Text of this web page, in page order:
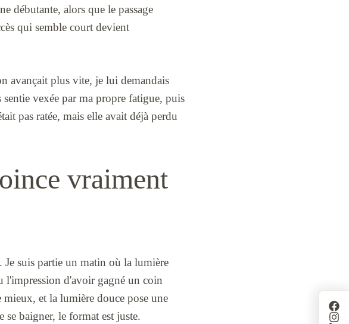
débutante, alors que le passage
qui semble court devient
avançait plus vite, je lui demandais
vexée par ma propre fatigue, puis
pas ratée, mais elle avait déjà perdu
vraiment
suis partie un matin où la lumière
l'impression d'avoir gagné un coin
et la lumière douce pose une
baigner, le format est juste.